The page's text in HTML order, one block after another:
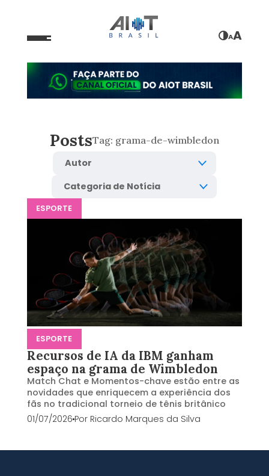
AA
PostsTag: grama-de-wimbledon
ESPORTE
ESPORTE
Recursos de IA da IBM ganham
espaço na grama de Wimbledon
Match Chat e Momentos-chave estão entre as
novidades que enriquecem a experiência dos
fãs no tradicional torneio de tênis britânico
01/07/2026Por Ricardo Marques da Silva